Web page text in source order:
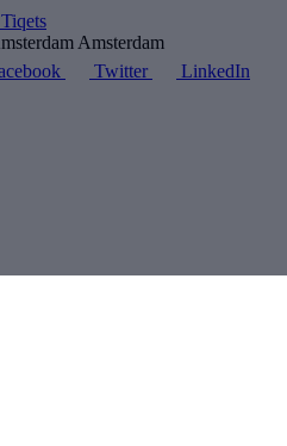
Amsterdam
Twitter LinkedIn